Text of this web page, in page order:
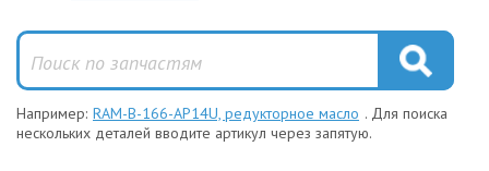
Например: RAM-B-166-AP14U, редукторное масло . Для поиска
нескольких деталей вводите артикул через запятую.